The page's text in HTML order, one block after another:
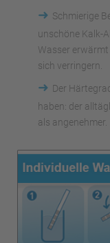
➜ Schmierige
unschöne Kalk-
Wasser erwärmt
sich verringern.
➜ Der
haben: der
als angenehmer.